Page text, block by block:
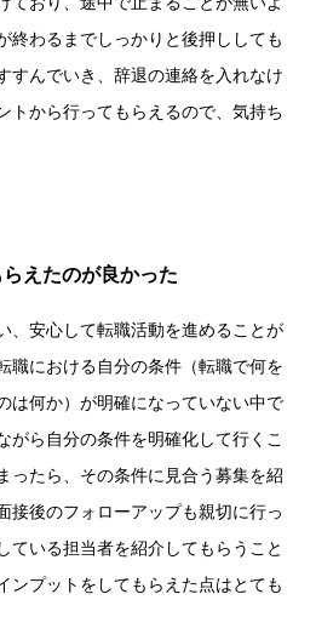
終わるまでしっかりと後押ししても
すんでいき、辞退の連絡を入れなけ
トから行ってもらえるので、気持ち
えたのが良かった
、安心して転職活動を進めることが
職における自分の条件（転職で何を
は何か）が明確になっていない中で
がら自分の条件を明確化して行くこ
ったら、その条件に見合う募集を紹
接後のフォローアップも親切に行っ
ている担当者を紹介してもらうこと
ンプットをしてもらえた点はとても